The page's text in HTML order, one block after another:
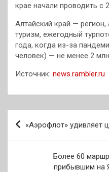
крае начали проводить с
Алтайский край —
туризм, ежегодный
года, когда из-за
человек) — не менее 2
Источник: news.rambler.ru
Навигация
«Аэрофлот» удивляет
Более 60
прибывшим на